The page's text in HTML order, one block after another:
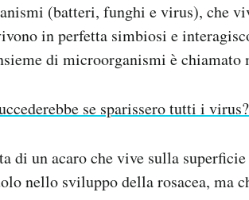
(batteri, funghi e virus), che
in perfetta simbiosi e
di microorganismi è chiamato
se sparissero tutti i virus?
di un acaro che vive sulla
nello sviluppo della rosacea, ma